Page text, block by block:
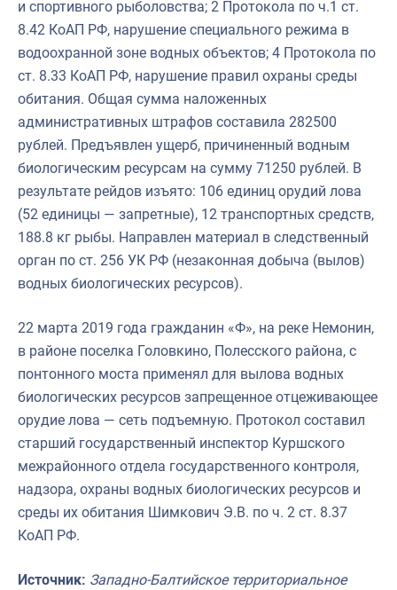
и спортивного рыболовства; 2 Протокола по ч.1 ст.
8.42 КоАП РФ, нарушение специального режима в
водоохранной зоне водных объектов; 4 Протокола по
ст. 8.33 КоАП РФ, нарушение правил охраны среды
обитания. Общая сумма наложенных
административных штрафов составила 282500
рублей. Предъявлен ущерб, причиненный водным
биологическим ресурсам на сумму 71250 рублей. В
результате рейдов изъято: 106 единиц орудий лова
(52 единицы — запретные), 12 транспортных средств,
188.8 кг рыбы. Направлен материал в следственный
орган по ст. 256 УК РФ (незаконная добыча (вылов)
водных биологических ресурсов).
22 марта 2019 года гражданин «Ф», на реке Немонин,
в районе поселка Головкино, Полесского района, с
понтонного моста применял для вылова водных
биологических ресурсов запрещенное отцеживающее
орудие лова — сеть подъемную. Протокол составил
старший государственный инспектор Куршского
межрайонного отдела государственного контроля,
надзора, охраны водных биологических ресурсов и
среды их обитания Шимкович Э.В. по ч. 2 ст. 8.37
КоАП РФ.
Источник: Западно-Балтийское территориальное